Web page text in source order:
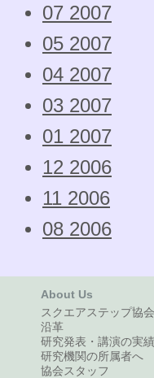
07 2007
05 2007
04 2007
03 2007
01 2007
12 2006
11 2006
08 2006
About Us
スクエアステップ協
沿革
研究発表・講演の実績
研究機関の所属者へ
協会スタッフ